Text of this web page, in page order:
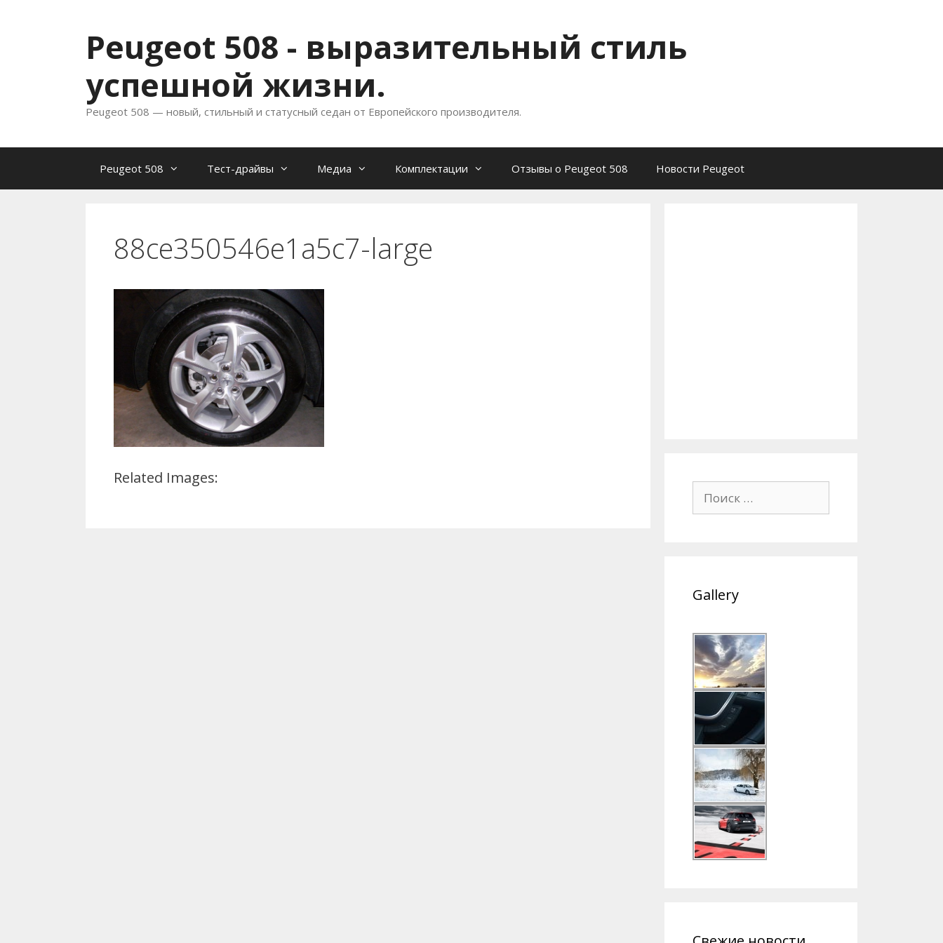
Peugeot 508 - выразительный стиль
успешной жизни.
Peugeot 508 — новый, стильный и статусный седан от Европейского производителя.
Peugeot 508 Тест-драйвы Медиа Комплектации Отзывы о Peugeot 508 Новости Peugeot
88ce350546e1a5c7-large
Related Images:
Gallery